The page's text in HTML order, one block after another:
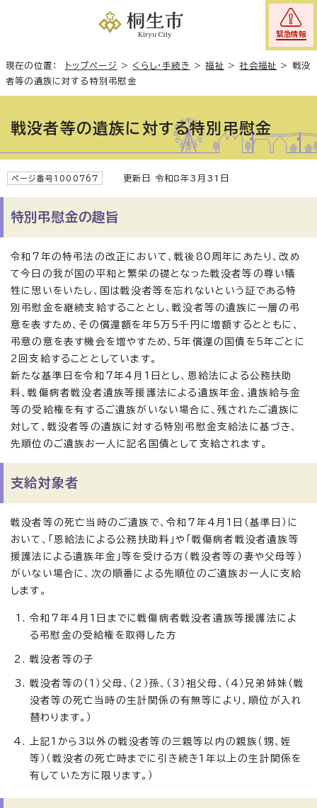
緊急情報
現在の位置： トップページ > くらし・手続き >福祉 >社会福祉 > 戦没
者等の遺族に対する特別弔慰金
戦没者等の遺族に対する特別弔慰金
ページ番号1000767 更新日 令和8年3月31日
特別弔慰金の趣旨
令和7年の特弔法の改正において、戦後80周年にあたり、改め
て今日の我が国の平和と繁栄の礎となった戦没者等の尊い犠
牲に思いをいたし、国は戦没者等を忘れないという証である特
別弔慰金を継続支給することとし、戦没者等の遺族に一層の弔
意を表すため、その償還額を年5万5千円に増額するとともに、
弔意の意を表す機会を増やすため、5年償還の国債を5年ごとに
2回支給することとしています。
新たな基準日を令和7年4月1日とし、恩給法による公務扶助
料、戦傷病者戦没者遺族等援護法による遺族年金、遺族給与金
等の受給権を有するご遺族がいない場合に、残されたご遺族に
対して、戦没者等の遺族に対する特別弔慰金支給法に基づき、
先順位のご遺族お一人に記名国債として支給されます。
支給対象者
戦没者等の死亡当時のご遺族で、令和7年4月1日（基準日）に
おいて、「恩給法による公務扶助料」や「戦傷病者戦没者遺族等
援護法による遺族年金」等を受ける方（戦没者等の妻や父母等）
がいない場合に、次の順番による先順位のご遺族お一人に支給
します。
令和7年4月1日までに戦傷病者戦没者遺族等援護法によ
る弔慰金の受給権を取得した方
戦没者等の子
戦没者等の（1）父母、（2）孫、（3）祖父母、（4）兄弟姉妹（戦
没者等の死亡当時の生計関係の有無等により、順位が入れ
替わります。）
上記1から3以外の戦没者等の三親等以内の親族（甥、姪
等）（戦没者の死亡時までに引き続き1年以上の生計関係を
有していた方に限ります。）